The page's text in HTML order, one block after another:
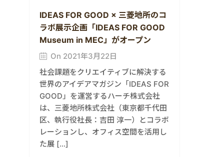
IDEAS FOR GOOD × 三菱地所のコ
ラボ展示企画「IDEAS FOR GOOD
Museum in MEC」がオープン
On 2021年3月22日
社会課題をクリエイティブに解決する
世界のアイデアマガジン「IDEAS FOR
GOOD」を運営するハーチ株式会社
は、三菱地所株式会社（東京都千代田
区、執行役社長：吉田 淳一）とコラボ
レーションし、オフィス空間を活用し
た展 […]